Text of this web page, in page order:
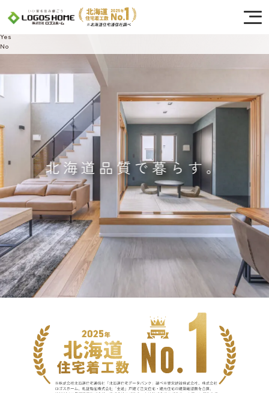
北海道品質で暮らす。
Cookie を使用して、お客様の活動を追跡してもよろしいですか? 当社ではお客様の
プライバシーを極めて重視しています。詳細について、およびご質問がある場合
は、当社のプライバシーポリシーをご覧ください。
Yes
No